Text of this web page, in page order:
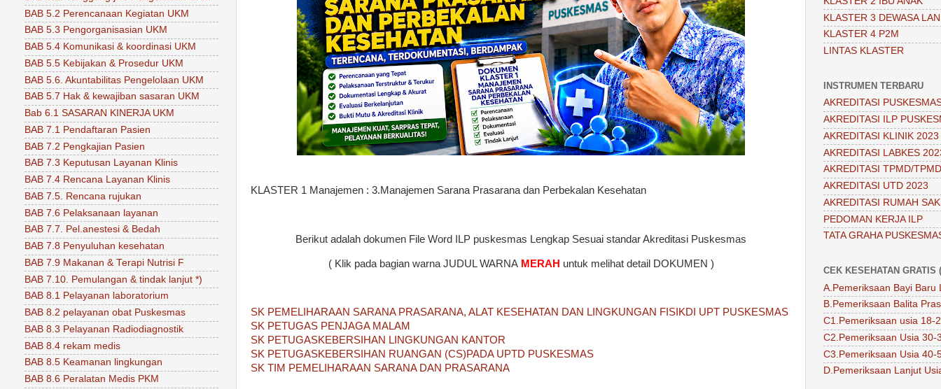
KLASTER 1 Manajemen : 3.Manajemen Sarana Prasarana dan Perbekalan Kesehatan
Berikut adalah dokumen File Word ILP puskesmas Lengkap Sesuai standar Akreditasi Puskesmas
( Klik pada bagian warna JUDUL WARNA MERAH untuk melihat detail DOKUMEN )
SK PEMELIHARAAN SARANA PRASARANA, ALAT KESEHATAN DAN LINGKUNGAN FISIKDI UPT PUSKESMAS
SK PETUGAS PENJAGA MALAM
SK PETUGASKEBERSIHAN LINGKUNGAN KANTOR
SK PETUGASKEBERSIHAN RUANGAN (CS)PADA UPTD PUSKESMAS
SK TIM PEMELIHARAAN SARANA DAN PRASARANA
BAB 5.2 Perencanaan Kegiatan UKM
BAB 5.3 Pengorganisasian UKM
BAB 5.4 Komunikasi & koordinasi UKM
BAB 5.5 Kebijakan & Prosedur UKM
BAB 5.6. Akuntabilitas Pengelolaan UKM
BAB 5.7 Hak & kewajiban sasaran UKM
Bab 6.1 SASARAN KINERJA UKM
BAB 7.1 Pendaftaran Pasien
BAB 7.2 Pengkajian Pasien
BAB 7.3 Keputusan Layanan Klinis
BAB 7.4 Rencana Layanan Klinis
BAB 7.5. Rencana rujukan
BAB 7.6 Pelaksanaan layanan
BAB 7.7. Pel.anestesi & Bedah
BAB 7.8 Penyuluhan kesehatan
BAB 7.9 Makanan & Terapi Nutrisi F
BAB 7.10. Pemulangan & tindak lanjut *)
BAB 8.1 Pelayanan laboratorium
BAB 8.2 pelayanan obat Puskesmas
BAB 8.3 Pelayanan Radiodiagnostik
BAB 8.4 rekam medis
BAB 8.5 Keamanan lingkungan
BAB 8.6 Peralatan Medis PKM
KLASTER 3 DEWASA
KLASTER 4 P2M
LINTAS KLASTER
INSTRUMEN TERBARU
AKREDITASI
AKREDITASI ILP
AKREDITASI KLINIK 2023
AKREDITASI LABKES
AKREDITASI TPMD/
AKREDITASI UTD 2023
AKREDITASI RUMAH
PEDOMAN KERJA ILP
TATA GRAHA
CEK KESEHATAN GRATIS
A.Pemeriksaan Bayi Baru
B.Pemeriksaan Balita
C1.Pemeriksaan usia 18-
C2.Pemeriksaan Usia 30-
C3.Pemeriksaan Usia 40-
D.Pemeriksaan Lanjut